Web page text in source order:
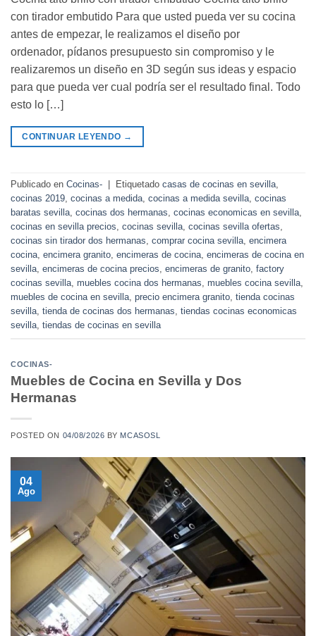
con tirador embutido Para que usted pueda ver su cocina
antes de empezar, le realizamos el diseño por
ordenador, pídanos presupuesto sin compromiso y le
realizaremos un diseño en 3D según sus ideas y espacio
para que pueda ver cual podría ser el resultado final. Todo
esto lo […]
CONTINUAR LEYENDO →
Publicado en Cocinas- Etiquetado casas de cocinas en sevilla,
cocinas 2019, cocinas a medida, cocinas a medida sevilla, cocinas
baratas sevilla, cocinas dos hermanas, cocinas economicas en sevilla,
cocinas en sevilla precios, cocinas sevilla, cocinas sevilla ofertas,
cocinas sin tirador dos hermanas, comprar cocina sevilla, encimera
cocina, encimera granito, encimeras de cocina, encimeras de cocina en
sevilla, encimeras de cocina precios, encimeras de granito, factory
cocinas sevilla, muebles cocina dos hermanas, muebles cocina sevilla,
muebles de cocina en sevilla, precio encimera granito, tienda cocinas
sevilla, tienda de cocinas dos hermanas, tiendas cocinas economicas
sevilla, tiendas de cocinas en sevilla
COCINAS-
Muebles de Cocina en Sevilla y Dos
Hermanas
POSTED ON 04/08/2026 BY MCASOSL
04
Ago